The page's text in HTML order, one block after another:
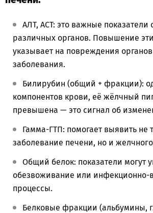
АЛТ, АСТ: это важные показатели
различных органов. Повышение
указывает на повреждения
заболевания.
Билирубин (общий + фракции):
компонентов крови, её жёлчный
превышена — это сигнал об
Гамма-ГТП: помогает выявить не
заболевание печени, но и
Общий белок: показатели могут
обезвоживание или инфекционно-
процессы.
Белковые фракции (альбумины,